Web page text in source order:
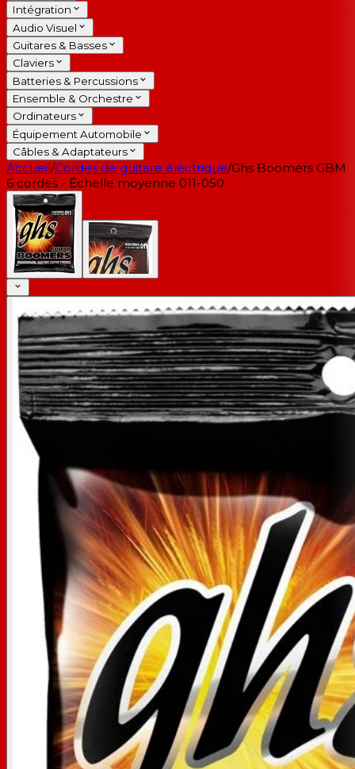
Intégration
Audio Visuel
Guitares & Basses
Claviers
Batteries & Percussions
Ensemble & Orchestre
Ordinateurs
Équipement Automobile
Câbles & Adaptateurs
Accueil/Cordes de guitare électrique/Ghs Boomers GBM
6 cordes - Échelle moyenne 011-050